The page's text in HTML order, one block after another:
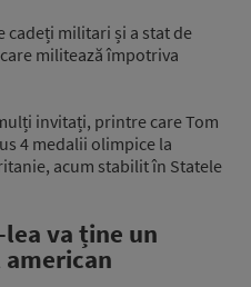
cadeți militari și a stat de
militează împotriva
invitați, printre care Tom
4 medalii olimpice la
acum stabilit în Statele
lea va ține un
american